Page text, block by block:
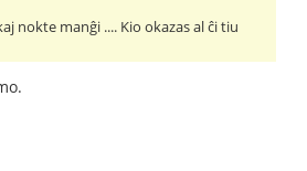
nokte manĝi .... Kio okazas al ĉi tiu